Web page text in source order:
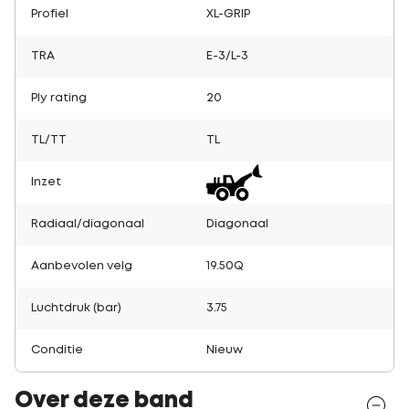
Profiel XL-GRIP
TRA E-3/L-3
Ply rating 20
TL/TT
Inzet
Radiaal/diagonaal Diagonaal
Aanbevolen velg 19.50Q
Luchtdruk (bar) 3.75
Conditie Nieuw
Over deze band